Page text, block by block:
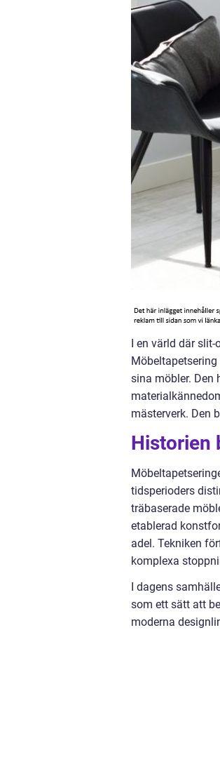
I en värld där
sina möbler. Den
mästerverk. Den
Historien
tidsperioders
träbaserade
etablerad
adel. Tekniken
komplexa
I dagens
som ett sätt att
moderna